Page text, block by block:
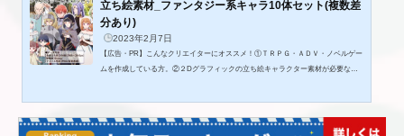
立ち絵素材_ファンタジー系キャラ10体セット(複数差
分あり)
2023年2月7日
【広告・PR】こんなクリエイターにオススメ！①ＴＲＰＧ・ＡＤＶ・ノベルゲー
ムを作成している方。②２Dグラフィックの立ち絵キャラクター素材が必要な
- - - -【全身立ち絵】104枚(2508×3541px)【解像度】350dpi【ファイル形式】PNG